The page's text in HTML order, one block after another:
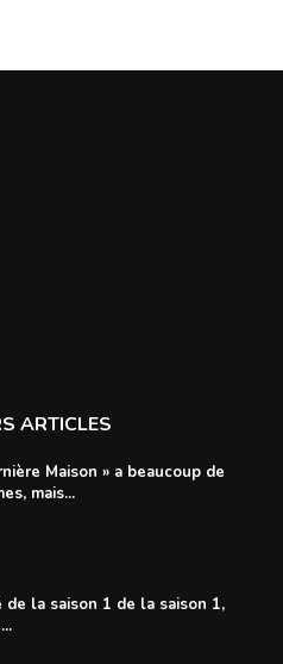
ARTICLES
Maison » a beaucoup de
mais...
de la saison 1 de la saison 1,